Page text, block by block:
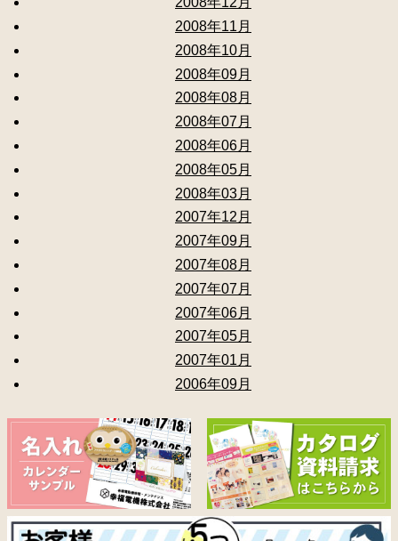
2008年11月
2008年10月
2008年09月
2008年08月
2008年07月
2008年06月
2008年05月
2008年03月
2007年12月
2007年09月
2007年08月
2007年07月
2007年06月
2007年05月
2007年01月
2006年09月